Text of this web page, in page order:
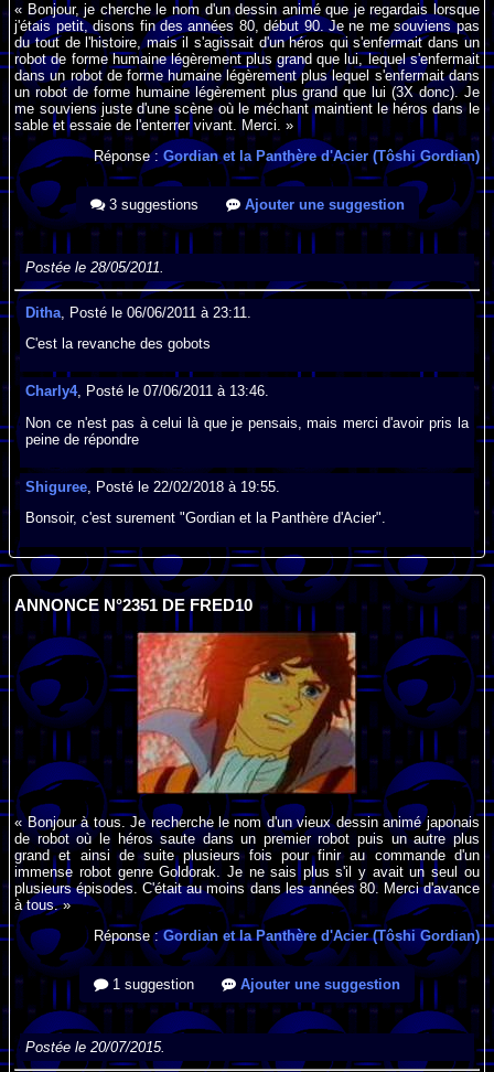
« Bonjour, je cherche le nom d'un dessin animé que je regardais lorsque
j'étais petit, disons fin des années 80, début 90. Je ne me souviens pas
du tout de l'histoire, mais il s'agissait d'un héros qui s'enfermait dans un
robot de forme humaine légèrement plus grand que lui, lequel s'enfermait
dans un robot de forme humaine légèrement plus lequel s'enfermait dans
un robot de forme humaine légèrement plus grand que lui (3X donc). Je
me souviens juste d'une scène où le méchant maintient le héros dans le
sable et essaie de l'enterrer vivant. Merci. »
Réponse : Gordian et la Panthère d'Acier (Tôshi Gordian)
3 suggestions Ajouter une suggestion
Postée le 28/05/2011.
Ditha , Posté le 06/06/2011 à 23:11.
C'est la revanche des gobots
Charly4, Posté le 07/06/2011 à 13:46.
Non ce n'est pas à celui là que je pensais, mais merci d'avoir pris la
peine de répondre
Shiguree , Posté le 22/02/2018 à 19:55.
Bonsoir, c'est surement "Gordian et la Panthère d'Acier".
ANNONCE N°2351 DE FRED10
« Bonjour à tous. Je recherche le nom d'un vieux dessin animé japonais
de robot où le héros saute dans un premier robot puis un autre plus
grand et ainsi de suite plusieurs fois pour finir au commande d'un
immense robot genre Goldorak. Je ne sais plus s'il y avait un seul ou
plusieurs épisodes. C'était au moins dans les années 80. Merci d'avance
à tous. »
Réponse :Gordian et la Panthère d'Acier (Tôshi Gordian)
1 suggestion Ajouter une suggestion
Postée le 20/07/2015.